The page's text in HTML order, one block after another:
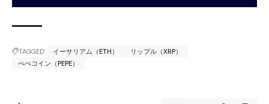
TAGGED: イーサリアム（ETH）
リップル（XRP）
ぺぺコイン（PEPE）